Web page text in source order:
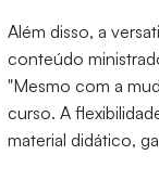
Além disso, a
conteúdo
"Mesmo com a
curso. A
material didático,